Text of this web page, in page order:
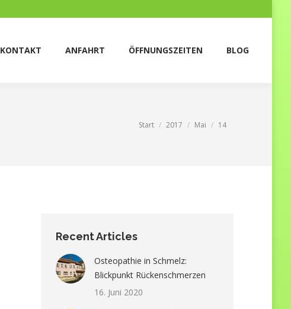
KONTAKT ANFAHRT ÖFFNUNGSZEITEN BLOG
Sie befinden sich hier:
Start 2017 Mai 14
Recent Articles
Osteopathie in Schmelz:
Blickpunkt Rückenschmerzen
16. Juni 2020